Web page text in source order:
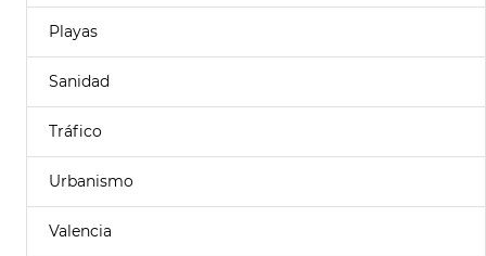
Playas
Sanidad
Tráfico
Urbanismo
Valencia